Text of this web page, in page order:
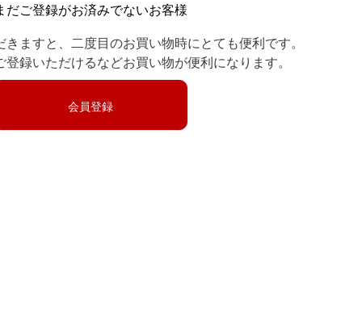
だご登録がお済みでないお客様
ますと、二度目のお買い物時にとても便利です。
録いただけるなどお買い物が便利になります。
会員登録